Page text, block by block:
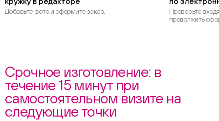
Добавьте фото и оформите заказ.
Проверьте
продолжить
Срочное изготовление: в
течение 15 минут при
самостоятельном визите на
следующие точки